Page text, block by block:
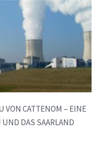
VON CATTENOM – EINE
DAS SAARLAND